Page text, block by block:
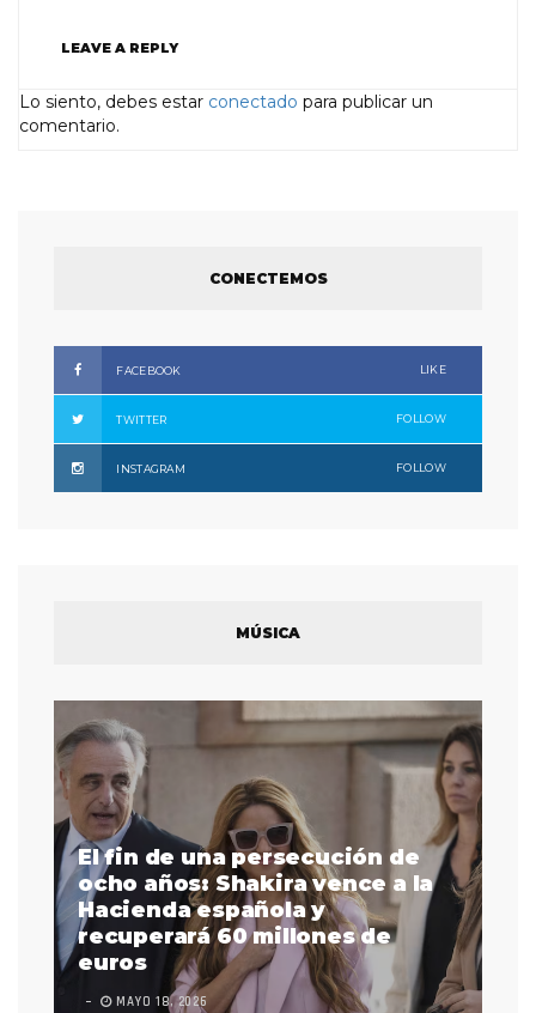
LEAVE A REPLY
Lo siento, debes estar conectado para publicar un
comentario.
CONECTEMOS
FACEBOOK LIKE
TWITTER FOLLOW
INSTAGRAM FOLLOW
MÚSICA
El fin de una persecución de
ocho años: Shakira vence a la
Hacienda española y
recuperará 60 millones de
euros
MAYO 18, 2026